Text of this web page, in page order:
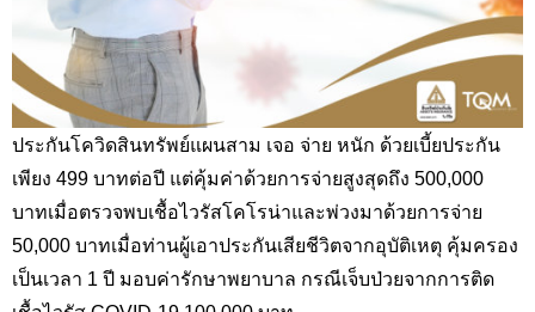
ประกันโควิดสินทรัพย์แผนสาม เจอ จ่าย หนัก ด้วยเบี้ยประกัน
เพียง 499 บาทต่อปี แต่คุ้มค่าด้วยการจ่ายสูงสุดถึง 500,000
บาทเมื่อตรวจพบเชื้อไวรัสโคโรน่าและพ่วงมาด้วยการจ่าย
50,000 บาทเมื่อท่านผู้เอาประกันเสียชีวิตจากอุบัติเหตุ คุ้มครอง
เป็นเวลา 1 ปี มอบค่ารักษาพยาบาล กรณีเจ็บป่วยจากการติด